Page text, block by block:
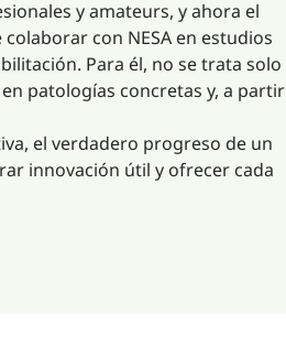
y amateurs, y ahora el
con NESA en estudios
Para él, no se trata solo
patologías concretas y, a partir
el verdadero progreso de un
innovación útil y ofrecer cada